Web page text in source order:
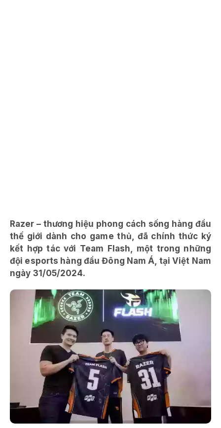
Razer – thương hiệu phong cách sống hàng đầu
thế giới dành cho game thủ, đã chính thức ký
kết hợp tác với Team Flash, một trong những
đội esports hàng đầu Đông Nam Á, tại Việt Nam
ngày 31/05/2024.